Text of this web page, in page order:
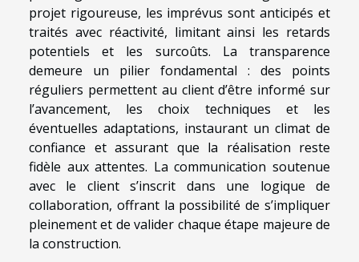
projet rigoureuse, les imprévus sont anticipés et
traités avec réactivité, limitant ainsi les retards
potentiels et les surcoûts. La transparence
demeure un pilier fondamental : des points
réguliers permettent au client d’être informé sur
l’avancement, les choix techniques et les
éventuelles adaptations, instaurant un climat de
confiance et assurant que la réalisation reste
fidèle aux attentes. La communication soutenue
avec le client s’inscrit dans une logique de
collaboration, offrant la possibilité de s’impliquer
pleinement et de valider chaque étape majeure de
la construction.